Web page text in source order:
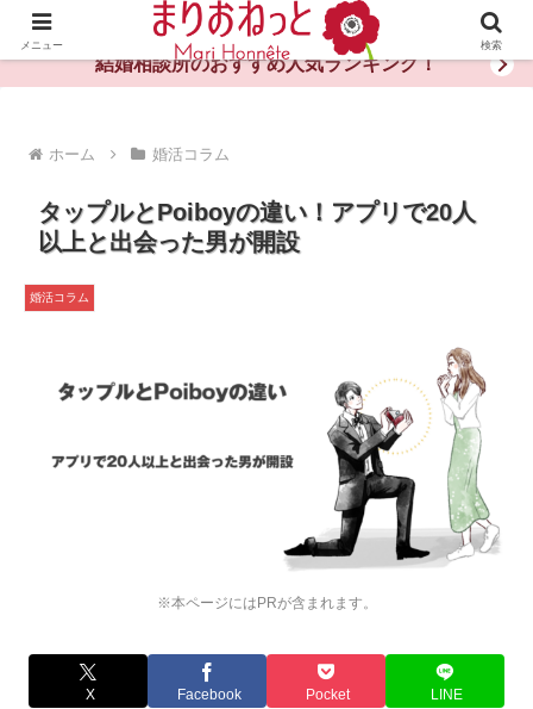
婚活や出会いの体験談・評判・秘訣がわかる情報サイト
結婚相談所のおすすめ人気ランキング！
ホーム 婚活コラム
タップルとPoiboyの違い！アプリで20人
以上と出会った男が開設
※本ページにはPRが含まれます。
婚活コラム
X Facebook Pocket LINE
メニュー 検索